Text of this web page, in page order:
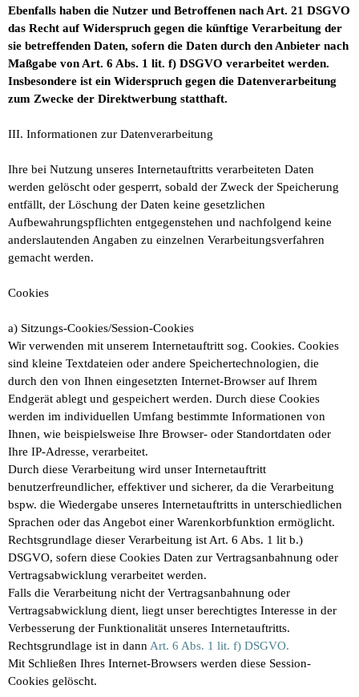
Ebenfalls haben die Nutzer und Betroffenen nach Art. 21 DSGVO
das Recht auf Widerspruch gegen die künftige Verarbeitung der
sie betreffenden Daten, sofern die Daten durch den Anbieter nach
Maßgabe von Art. 6 Abs. 1 lit. f) DSGVO verarbeitet werden.
Insbesondere ist ein Widerspruch gegen die Datenverarbeitung
zum Zwecke der Direktwerbung statthaft.
III. Informationen zur Datenverarbeitung
Ihre bei Nutzung unseres Internetauftritts verarbeiteten Daten
werden gelöscht oder gesperrt, sobald der Zweck der Speicherung
entfällt, der Löschung der Daten keine gesetzlichen
Aufbewahrungspflichten entgegenstehen und nachfolgend keine
anderslautenden Angaben zu einzelnen Verarbeitungsverfahren
gemacht werden.
Cookies
a) Sitzungs-Cookies/Session-Cookies
Wir verwenden mit unserem Internetauftritt sog. Cookies. Cookies
sind kleine Textdateien oder andere Speichertechnologien, die
durch den von Ihnen eingesetzten Internet-Browser auf Ihrem
Endgerät ablegt und gespeichert werden. Durch diese Cookies
werden im individuellen Umfang bestimmte Informationen von
Ihnen, wie beispielsweise Ihre Browser- oder Standortdaten oder
Ihre IP-Adresse, verarbeitet.
Durch diese Verarbeitung wird unser Internetauftritt
benutzerfreundlicher, effektiver und sicherer, da die Verarbeitung
bspw. die Wiedergabe unseres Internetauftritts in unterschiedlichen
Sprachen oder das Angebot einer Warenkorbfunktion ermöglicht.
Rechtsgrundlage dieser Verarbeitung ist Art. 6 Abs. 1 lit b.)
DSGVO, sofern diese Cookies Daten zur Vertragsanbahnung oder
Vertragsabwicklung verarbeitet werden.
Falls die Verarbeitung nicht der Vertragsanbahnung oder
Vertragsabwicklung dient, liegt unser berechtigtes Interesse in der
Verbesserung der Funktionalität unseres Internetauftritts.
Rechtsgrundlage ist in dann Art. 6 Abs. 1 lit. f) DSGVO.
Mit Schließen Ihres Internet-Browsers werden diese Session-
Cookies gelöscht.